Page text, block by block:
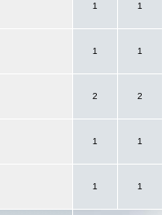
1 1
1 1
2 2
1 1
1 1